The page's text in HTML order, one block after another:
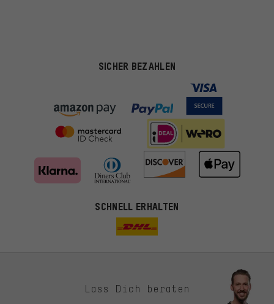
SICHER BEZAHLEN
SCHNELL ERHALTEN
Lass Dich beraten